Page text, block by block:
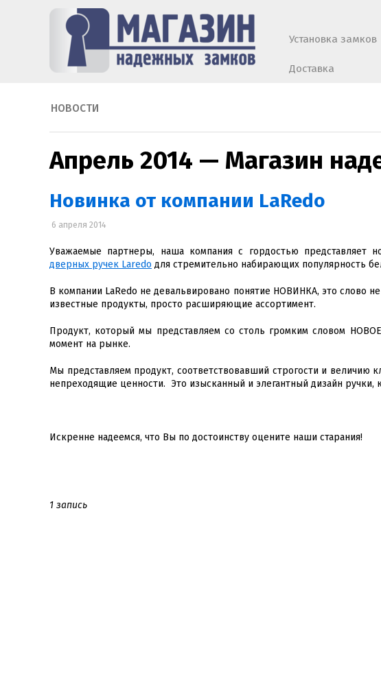
Установка замков
Доставка
НОВОСТИ
Апрель 2014 — Магазин
Новинка от компании LaRedo
6 апреля 2014
Уважаемые партнеры, наша компания с гордостью представляет
дверных ручек Laredo для стремительно набирающих популярность
В компании LaRedo не девальвировано понятие НОВИНКА, это слово
известные продукты, просто расширяющие ассортимент.
Продукт, который мы представляем со столь громким словом
момент на рынке.
Мы представляем продукт, соответствовавший строгости и величию
непреходящие ценности. Это изысканный и элегантный дизайн ручки,
Искренне надеемся, что Вы по достоинству оцените наши старания!
1 запись